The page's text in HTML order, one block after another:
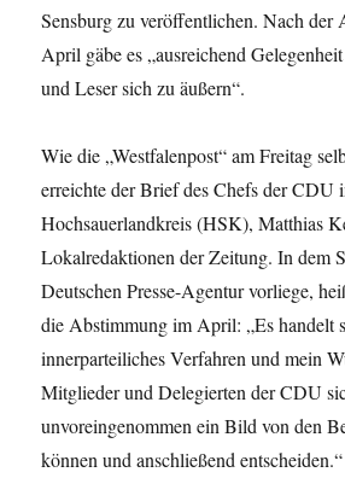
Sensburg zu veröffentlichen. Nach der
April gäbe es „ausreichend
und Leser sich zu äußern“.
Wie die „Westfalenpost“ am Freitag
erreichte der Brief des Chefs der CDU
Hochsauerlandkreis (HSK), Matthias
Lokalredaktionen der Zeitung. In dem
Deutschen Presse-Agentur vorliege,
die Abstimmung im April: „Es handelt
innerparteiliches Verfahren und mein
Mitglieder und Delegierten der CDU
unvoreingenommen ein Bild von den
können und anschließend